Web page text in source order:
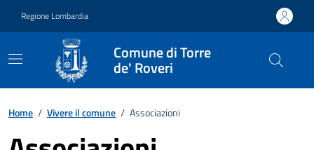
Regione Lombardia
Comune di Torre
de' Roveri
Home / Vivere il comune / Associazioni